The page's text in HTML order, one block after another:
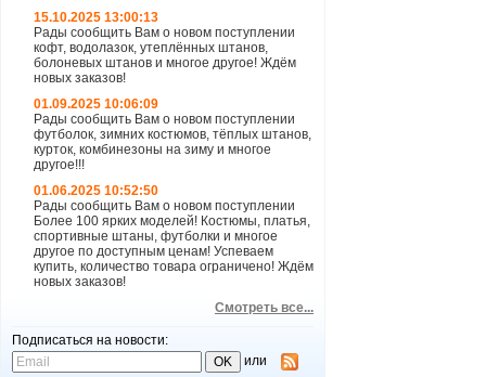
15.10.2025 13:00:13
Рады сообщить Вам о новом поступлении
кофт, водолазок, утеплённых штанов,
болоневых штанов и многое другое! Ждём
новых заказов!
01.09.2025 10:06:09
Рады сообщить Вам о новом поступлении
футболок, зимних костюмов, тёплых штанов,
курток, комбинезоны на зиму и многое
другое!!!
01.06.2025 10:52:50
Рады сообщить Вам о новом поступлении
Более 100 ярких моделей! Костюмы, платья,
спортивные штаны, футболки и многое
другое по доступным ценам! Успеваем
купить, количество товара ограничено! Ждём
новых заказов!
Смотреть все...
Подписаться на новости:
или